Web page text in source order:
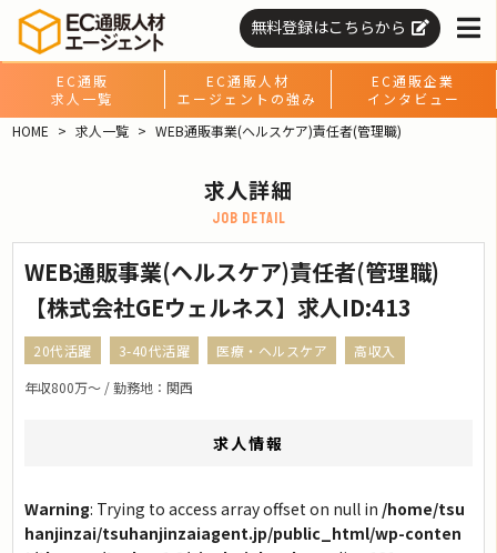
無料登録はこちらから
EC通販
求人一覧
EC通販人材
エージェントの強み
EC通販企業
インタビュー
HOME
求人一覧 WEB通販事業(ヘルスケア)責任者(管理職)
求人詳細
job detail
WEB通販事業(ヘルスケア)責任者(管理職)
【株式会社GEウェルネス】求人ID:413
20代活躍 3-40代活躍 医療・ヘルスケア
高収入
年収800万〜 / 勤務地：関西
求人情報
Warning: Trying to access array offset on null in /home/tsu
hanjinzai/tsuhanjinzaiagent.jp/public_html/wp-conten